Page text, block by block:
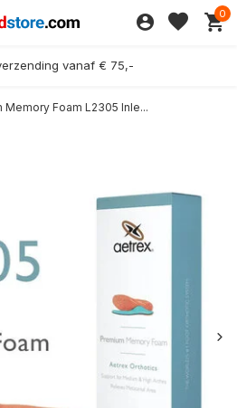
0
vanaf € 75,-
Memory Foam L2305 Inle...